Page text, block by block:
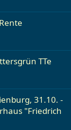
TTe
31.10. -
"Friedrich